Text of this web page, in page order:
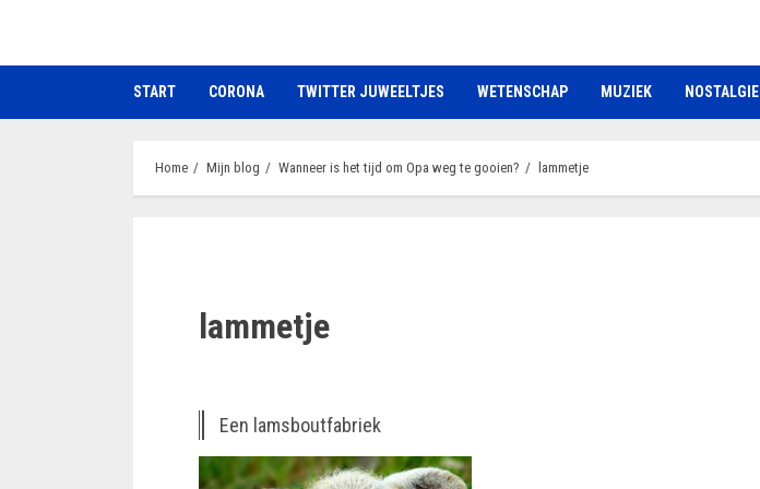
de
START CORONA TWITTER JUWEELTJES WETENSCHAP MUZIEK NOSTALGIE
Home Mijn blog Wanneer is het tijd om Opa weg te gooien? lammetje
lammetje
Een lamsboutfabriek